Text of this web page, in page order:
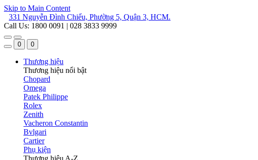
Skip to Main Content
331 Nguyễn Đình Chiểu, Phường 5, Quận 3, HCM.
Call Us: 1800 0091 | 028 3833 9999
0 0
Thương hiệu
Thương hiệu nổi bật
Chopard
Omega
Patek Philippe
Rolex
Zenith
Vacheron Constantin
Bvlgari
Cartier
Phụ kiện
Thương hiệu A-Z